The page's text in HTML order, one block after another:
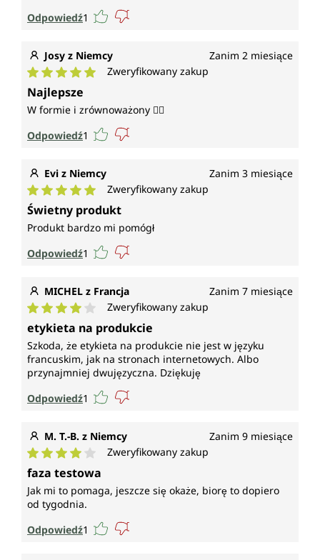
Odpowiedź1
Josy z Niemcy Zanim 2 miesiące
Średnia ocena 5 z 5 gwiazdek
Zweryfikowany zakup
Najlepsze
W formie i zrównoważony 👍🏻
Odpowiedź1
Evi z Niemcy Zanim 3 miesiące
Średnia ocena 5 z 5 gwiazdek
Zweryfikowany zakup
Świetny produkt
Produkt bardzo mi pomógł
Odpowiedź1
MICHEL z Francja Zanim 7 miesiące
Średnia ocena 4 z 5 gwiazdek
Zweryfikowany zakup
etykieta na produkcie
Szkoda, że etykieta na produkcie nie jest w języku
francuskim, jak na stronach internetowych. Albo
przynajmniej dwujęzyczna. Dziękuję
Odpowiedź1
M. T.-B. z Niemcy Zanim 9 miesiące
Średnia ocena 4 z 5 gwiazdek
Zweryfikowany zakup
faza testowa
Jak mi to pomaga, jeszcze się okaże, biorę to dopiero
od tygodnia.
Odpowiedź1